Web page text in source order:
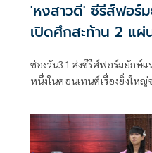
'หงสาวดี' ซีรีส์ฟอร์
เปิดศึกสะท้าน 2 แ
ช่องวัน31 ส่งซีรีส์ฟอร์มยักษ์แห่
หนึ่งในคอนเทนต์เรื่องยิ่งใหญ่
ประเทศชาติ จะตัดขาดสาย
สงครามยุทธหัตถีระหว่างสอ
ประวัติศาสตร์